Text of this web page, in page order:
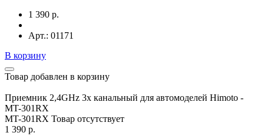
1 390 р.
Арт.: 01171
В корзину
Товар добавлен в корзину
Приемник 2,4GHz 3х канальный для автомоделей Himoto -
MT-301RX
MT-301RX Товар отсутствует
1 390 р.